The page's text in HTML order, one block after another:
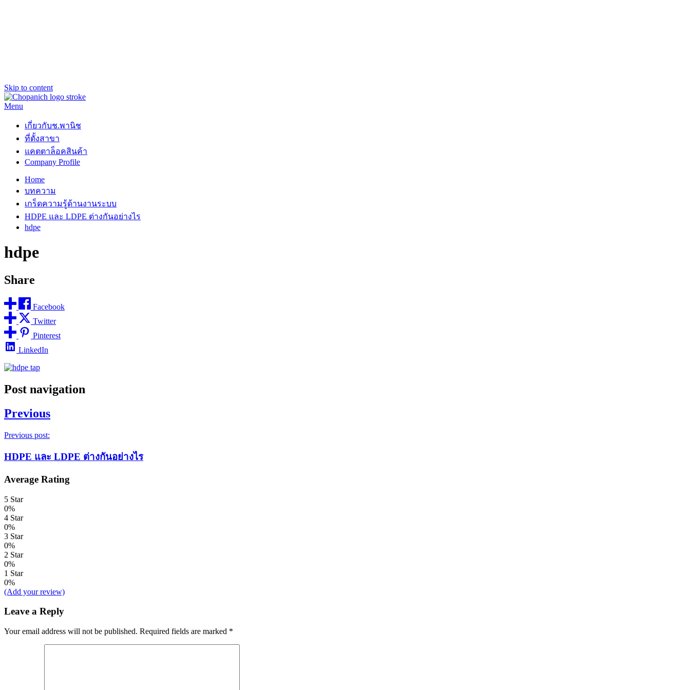
Skip to content
Menu
เกี่ยวกับช.พานิช
ที่ตั้งสาขา
แคตตาล็อคสินค้า
Company Profile
Home
บทความ
เกร็ดความรู้ด้านงานระบบ
HDPE และ LDPE ต่างกันอย่างไร
hdpe
hdpe
Share
Facebook
Twitter
Pinterest
LinkedIn
Post navigation
Previous
Previous post:
HDPE และ LDPE ต่างกันอย่างไร
Average Rating
5 Star
0%
4 Star
0%
3 Star
0%
2 Star
0%
1 Star
0%
(Add your review)
Leave a Reply
Your email address will not be published. Required fields are marked *